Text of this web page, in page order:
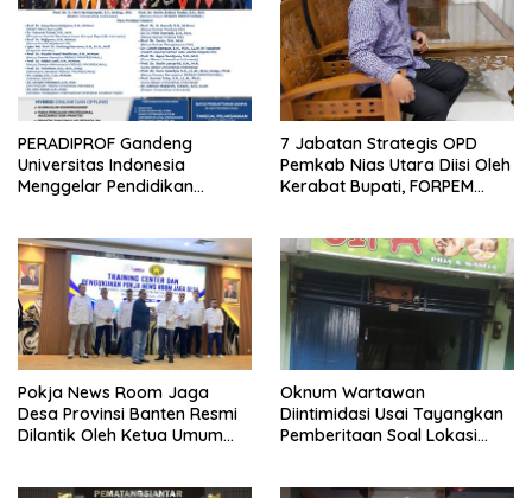
PERADIPROF Gandeng
Universitas Indonesia
Menggelar Pendidikan
7 Jabatan Strategis OPD
Pemkab Nias Utara Diisi Oleh
Kerabat Bupati, FORPEM
Pokja News Room Jaga
Desa Provinsi Banten Resmi
Dilantik Oleh Ketua Umum
Oknum Wartawan
Diintimidasi Usai Tayangkan
Pemberitaan Soal Lokasi